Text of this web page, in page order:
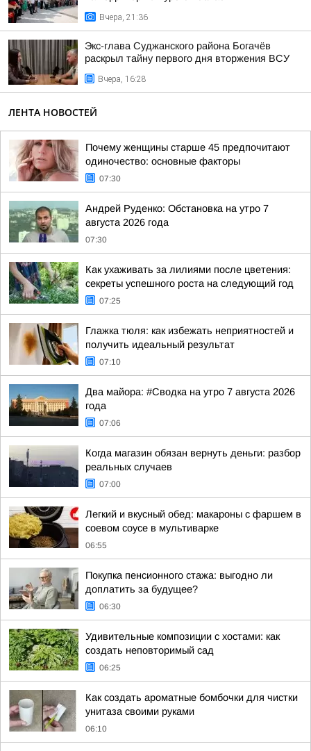
Вчера, 21:36
Экс-глава Суджанского района Богачёв
раскрыл тайну первого дня вторжения ВСУ
Вчера, 16:28
ЛЕНТА НОВОСТЕЙ
Почему женщины старше 45 предпочитают
одиночество: основные факторы
07:30
Андрей Руденко: Обстановка на утро 7
августа 2026 года
07:30
Как ухаживать за лилиями после цветения:
секреты успешного роста на следующий год
07:25
Глажка тюля: как избежать неприятностей и
получить идеальный результат
07:10
Два майора: #Сводка на утро 7 августа 2026
года
07:06
Когда магазин обязан вернуть деньги: разбор
реальных случаев
07:00
Легкий и вкусный обед: макароны с фаршем в
соевом соусе в мультиварке
06:55
Покупка пенсионного стажа: выгодно ли
доплатить за будущее?
06:30
Удивительные композиции с хостами: как
создать неповторимый сад
06:25
Как создать ароматные бомбочки для чистки
унитаза своими руками
06:10